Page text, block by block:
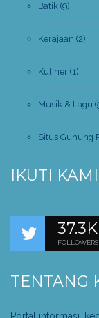
Batik (9)
Kerajaan (2)
Kuliner (1)
Musik & Lagu
Situs Gunung
IKUTI KAMI
37.3K
FOLLOWERS
TENTANG